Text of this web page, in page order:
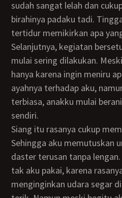
sudah sangat lelah dan
birahinya padaku tadi.
tertidur memikirkan apa
Selanjutnya, kegiatan bersetubuh dengan anakku
mulai sering dilakukan.
hanya karena ingin meniru
ayahnya terhadap aku,
terbiasa, anakku mulai
sendiri.
Siang itu rasanya cukup membuat gerah tubuhku.
Sehingga aku memutuskan
daster terusan tanpa lengan.
tak aku pakai, karena
menginginkan udara segar